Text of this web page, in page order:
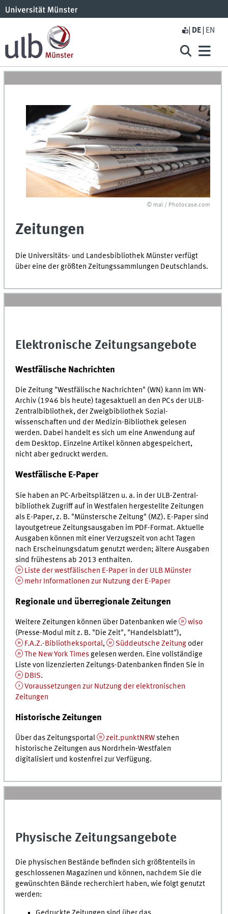
DE EN
© mal / Photocase.com
Zeitungen
Die Universitäts- und Landes­bibliothek Münster verfügt
über eine der größten Zeitungs­sammlungen Deutschlands.
Elektronische Zeitungsangebote
Westfälische Nachrichten
Die Zeitung "Westfälische Nachrichten" (WN) kann imWN-
Archiv (1946 bis heute) tagesaktuell an den PCs der ULB-
Zentral­bibliothek, der Zweig­bibliothek Sozial­
wissenschaften und der Medizin-Bibliothek gelesen
werden. Dabei handelt es sich um eine Anwendung auf
dem Desktop. Einzelne Artikel können abgespeichert,
nicht aber gedruckt werden.
Westfälische E-Paper
Sie haben an PC-Arbeitsplätzen u. a. in der ULB-Zentral­
bibliothek Zugriff auf in Westfalen hergestellte Zeitungen
als E-Paper,z. B. "Münstersche Zeitung" (MZ). E-Paper sind
layout­getreue Zeitungs­ausgaben im PDF-Format. Aktuelle
Ausgaben können mit einer Verzugszeit von acht Tagen
nach Erscheinungs­datum genutzt werden; ältere Ausgaben
sind frühestens ab 2013 enthalten.
Liste der westfälischen E-Paper in der ULB Münster
mehr Informationen zur Nutzung der E-Paper
Regionale und überregionale Zeitungen
Weitere Zeitungen können über Datenbanken wie
wiso
(Presse-Modul mitz. B. "Die Zeit", "Handelsblatt"),
F.A.Z.-Bibliotheks­­portal, Süddeutsche Zeitungoder
The New York Times gelesen werden. Eine vollständige
Liste von lizenzierten Zeitungs-Datenbanken finden Sie in
DBIS.
Voraussetzungen zur Nutzung der elektronischen
Zeitungen
Historische Zeitungen
Über das Zeitungsportal zeit.punktNRW stehen
historische Zeitungen aus Nordrhein-Westfalen
digitalisiert und kostenfrei zur Verfügung.
Physische Zeitungsangebote
Die physischen Bestände befinden sich größtenteils in
geschlossenen Magazinen und können, nachdem Sie die
gewünschten Bände recherchiert haben, wie folgt genutzt
werden: